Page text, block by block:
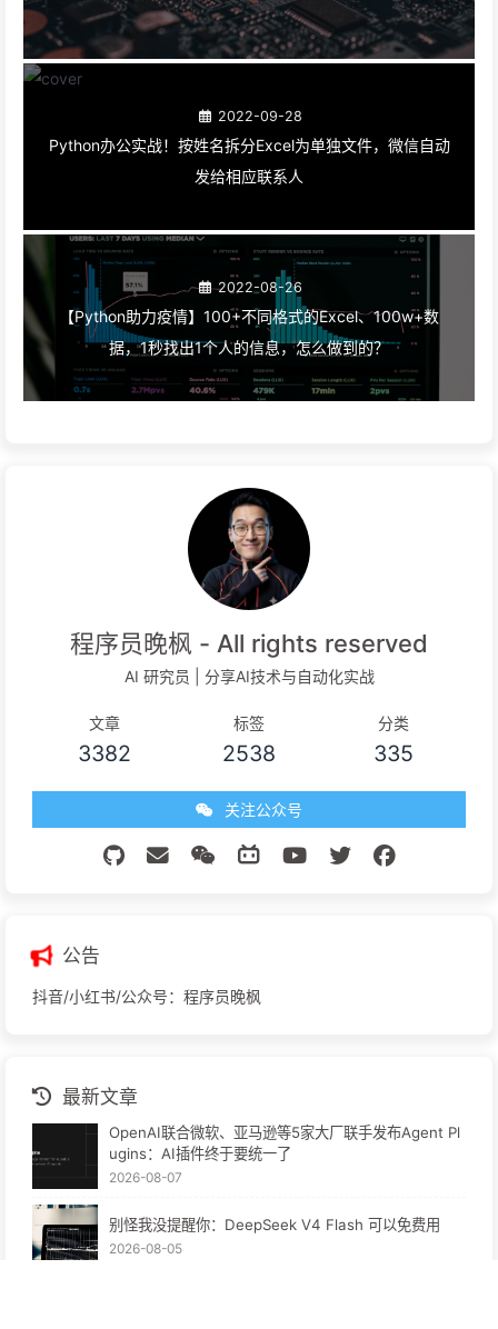
2022-09-28
Python办公实战！​按姓名拆分Excel为单独文件，微信自动
发给相应联系人
2022-08-26
【Python助力疫情】100+不同格式的Excel、100w+数
据，1秒找出1个人的信息，怎么做到的？
程序员晚枫 - All rights reserved
AI 研究员 | 分享AI技术与自动化实战
文章
3382
标签
2538
分类
335
关注公众号
公告
抖音/小红书/公众号：程序员晚枫
最新文章
OpenAI联合微软、亚马逊等5家大厂联手发布Agent Pl
ugins：AI插件终于要统一了
2026-08-07
别怪我没提醒你：DeepSeek V4 Flash 可以免费用
2026-08-05